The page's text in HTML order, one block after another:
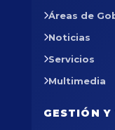
Áreas de
Noticias
Servicios
Multimedia
GESTIÓN